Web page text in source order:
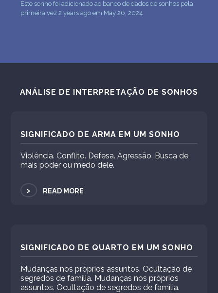
Este sonho foi adicionado ao banco de dados de sonhos pela
primeira vez 2 years ago em May 26, 2024
ANÁLISE DE INTERPRETAÇÃO DE SONHOS
SIGNIFICADO DE ARMA EM UM SONHO
Violência. Conflito. Defesa. Agressão. Busca de
mais poder ou medo dele.
> READ MORE
SIGNIFICADO DE QUARTO EM UM SONHO
Mudanças nos próprios assuntos. Ocultação de
segredos de família. Mudanças nos próprios
assuntos. Ocultação de segredos de família.